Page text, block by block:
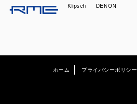
Klipsch DENON
ホーム プライバシーポリシー